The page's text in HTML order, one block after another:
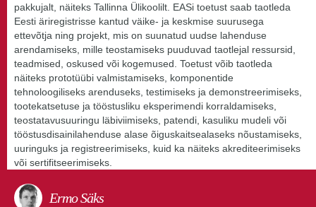
Ermo Säks
pakkujalt, näiteks Tallinna Ülikoolilt. EASi toetust saab taotleda
Eesti äriregistrisse kantud väike- ja keskmise suurusega
ettevõtja ning projekt, mis on suunatud uudse lahenduse
arendamiseks, mille teostamiseks puuduvad taotlejal ressursid,
teadmised, oskused või kogemused. Toetust võib taotleda
näiteks prototüübi valmistamiseks, komponentide
tehnoloogiliseks arenduseks, testimiseks ja demonstreerimiseks,
tootekatsetuse ja tööstusliku eksperimendi korraldamiseks,
teostatavusuuringu läbiviimiseks, patendi, kasuliku mudeli või
tööstusdisainilahenduse alase õiguskaitsealaseks nõustamiseks,
uuringuks ja registreerimiseks, kuid ka näiteks akrediteerimiseks
või sertifitseerimiseks.